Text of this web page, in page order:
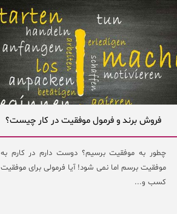
فروش برند و فرمول موفقیت در کار چیست؟
چطور به موفقیت برسیم؟ دوست دارم در کارم به
موفقیت برسم اما نمی شود! آیا فرمولی برای موفقیت
کسب و...